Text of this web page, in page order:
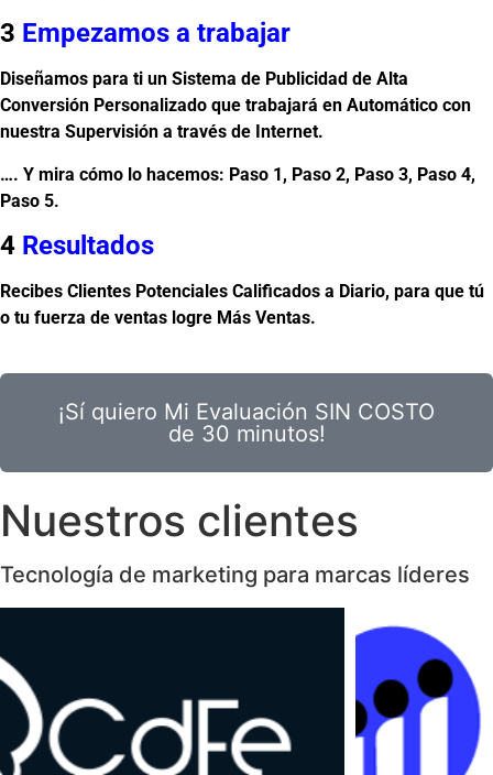
3 Empezamos a trabajar
Diseñamos para ti un Sistema de Publicidad de Alta
Conversión Personalizado que trabajará en Automático con
nuestra Supervisión a través de Internet.
…. Y mira cómo lo hacemos: Paso 1, Paso 2, Paso 3, Paso 4,
Paso 5.
4 Resultados
Recibes Clientes Potenciales Calificados a Diario, para que tú
o tu fuerza de ventas logre Más Ventas.
¡Sí quiero Mi Evaluación SIN COSTO
de 30 minutos!
Nuestros clientes
Tecnología de marketing para marcas líderes